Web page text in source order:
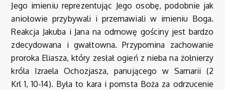
Jego imieniu reprezentując Jego osobę, podobnie jak
aniołowie przybywali i przemawiali w imieniu Boga.
Reakcja Jakuba i Jana na odmowę gościny jest bardzo
zdecydowana i gwałtowna. Przypomina zachowanie
proroka Eliasza, który zesłał ogień z nieba na żołnierzy
króla Izraela Ochozjasza, panującego w Samarii (2
Krl 1, 10-14). Była to kara i pomsta Boża za odrzucenie